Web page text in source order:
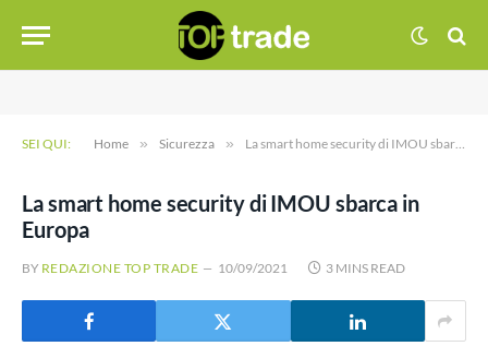
SEI QUI: Home » Sicurezza » La smart home security di IMOU sbarca in Europa
La smart home security di IMOU sbarca in
Europa
BY REDAZIONE TOP TRADE 10/09/2021 3 MINS READ